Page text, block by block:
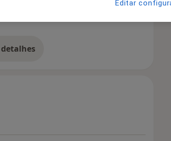
Doenças Da Gengiva
a experiência
Editar